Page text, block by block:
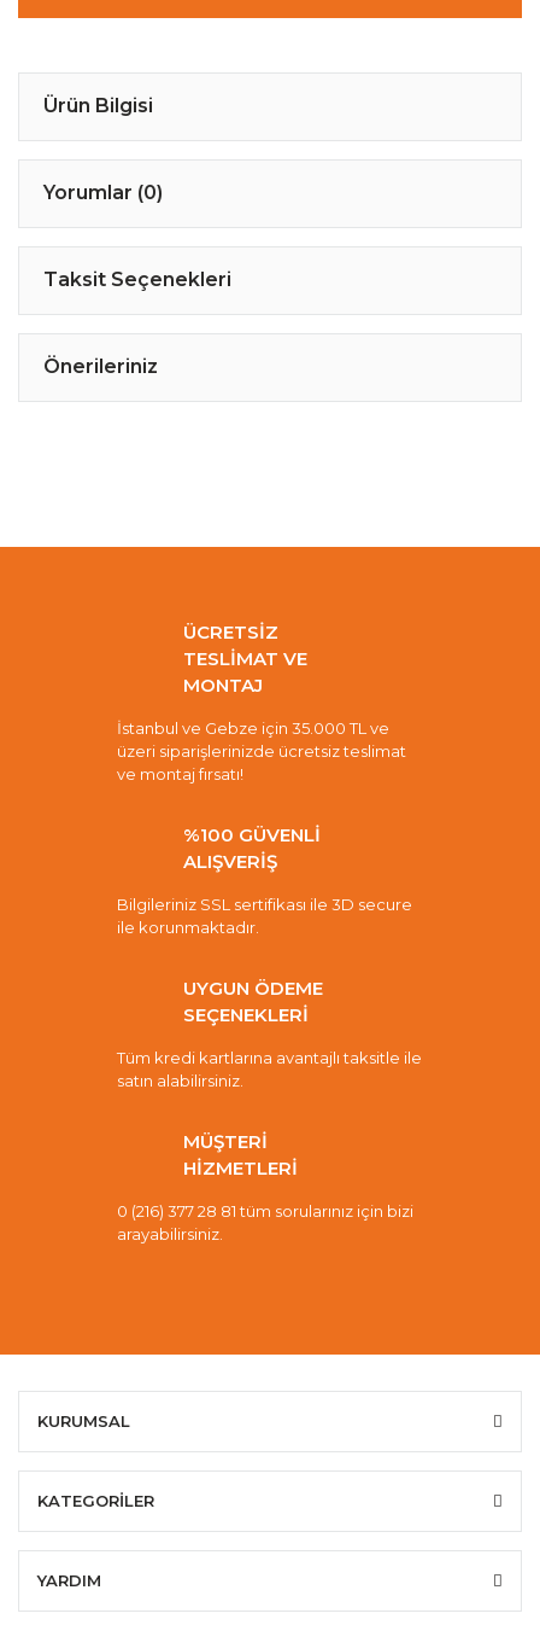
Ürün Bilgisi
Yorumlar (0)
Taksit Seçenekleri
Önerileriniz
ÜCRETSİZ
TESLİMAT VE
MONTAJ
İstanbul ve Gebze için 35.000 TL ve
üzeri siparişlerinizde ücretsiz teslimat
ve montaj fırsatı!
%100 GÜVENLİ
ALIŞVERİŞ
Bilgileriniz SSL sertifikası ile 3D secure
ile korunmaktadır.
UYGUN ÖDEME
SEÇENEKLERİ
Tüm kredi kartlarına avantajlı taksitle ile
satın alabilirsiniz.
MÜŞTERİ
HİZMETLERİ
0 (216) 377 28 81 tüm sorularınız için bizi
arayabilirsiniz.
KURUMSAL
KATEGORİLER
YARDIM